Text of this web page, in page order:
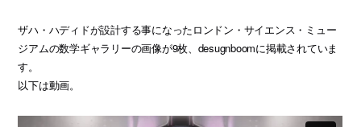
ザハ・ハディドが設計する事になったロンドン・サイエンス・ミュー
ジアムの数学ギャラリーの画像が9枚、desugnboomに掲載されていま
す。
以下は動画。